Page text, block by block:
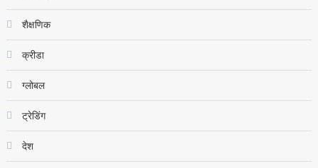
शैक्षणिक
क्रीडा
ग्लोबल
ट्रेडिंग
देश